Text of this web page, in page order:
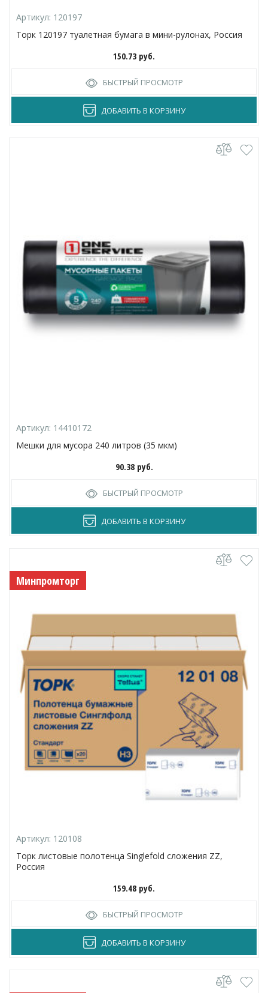
Артикул: 120197
Торк 120197 туалетная бумага в мини-рулонах, Россия
150.73 руб.
БЫСТРЫЙ ПРОСМОТР
ДОБАВИТЬ В КОРЗИНУ
Артикул: 14410172
Мешки для мусора 240 литров (35 мкм)
90.38 руб.
БЫСТРЫЙ ПРОСМОТР
ДОБАВИТЬ В КОРЗИНУ
Минпромторг
Артикул: 120108
Торк листовые полотенца Singlefold сложения ZZ,
Россия
159.48 руб.
БЫСТРЫЙ ПРОСМОТР
ДОБАВИТЬ В КОРЗИНУ